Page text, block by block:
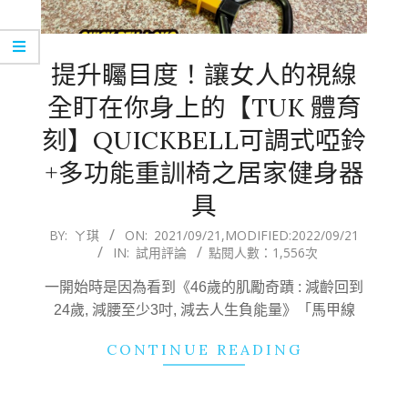
提升矚目度！讓女人的視線
全盯在你身上的【TUK 體育
刻】QUICKBELL可調式啞鈴
+多功能重訓椅之居家健身器
具
2021-
BY: ㄚ琪 ON: 2021/09/21 ,MODIFIED:2022/09/21
IN: 試用評論 點閱人數：1,556次
一開始時是因為看到《46歲的肌勵奇蹟 : 減齡回到
24歲, 減腰至少3吋, 減去人生負能量》「馬甲線
CONTINUE READING